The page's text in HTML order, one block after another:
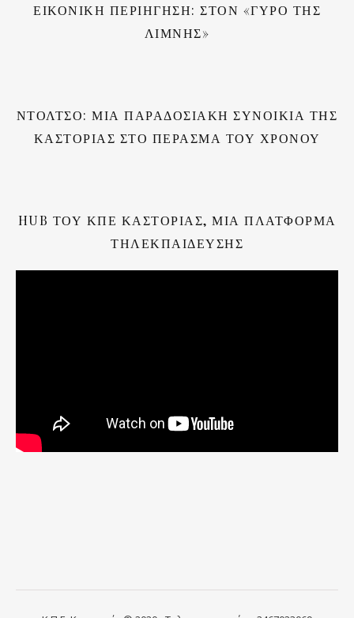
ΕΙΚΟΝΙΚΗ ΠΕΡΙΗΓΗΣΗ: ΣΤΟΝ «ΓΥΡΟ ΤΗΣ
ΛΙΜΝΗΣ»
ΝΤΟΛΤΣΌ: ΜΙΑ ΠΑΡΑΔΟΣΙΑΚΉ ΣΥΝΟΙΚΊΑ ΤΗΣ
ΚΑΣΤΟΡΙΆΣ ΣΤΟ ΠΈΡΑΣΜΑ ΤΟΥ ΧΡΌΝΟΥ
HUB ΤΟΥ ΚΠΕ ΚΑΣΤΟΡΙΆΣ, ΜΙΑ ΠΛΑΤΦΌΡΜΑ
ΤΗΛΕΚΠΑΊΔΕΥΣΗΣ